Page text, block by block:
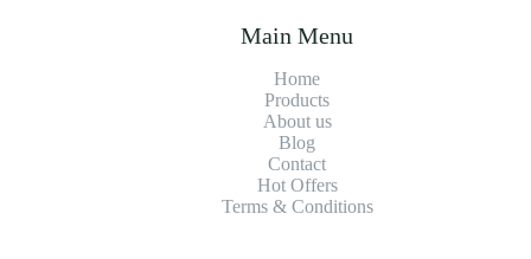
Main Menu
Home
Products
About us
Blog
Contact
Hot Offers
Terms & Conditions